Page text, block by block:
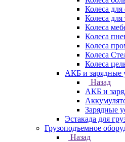
Колеса для
Колеса
Колеса
Колеса
Колеса
Колеса
Колеса
АКБ и зарядные
Назад
АКБ и
Зарядные
Эстакада для
Грузоподъемное
Назад